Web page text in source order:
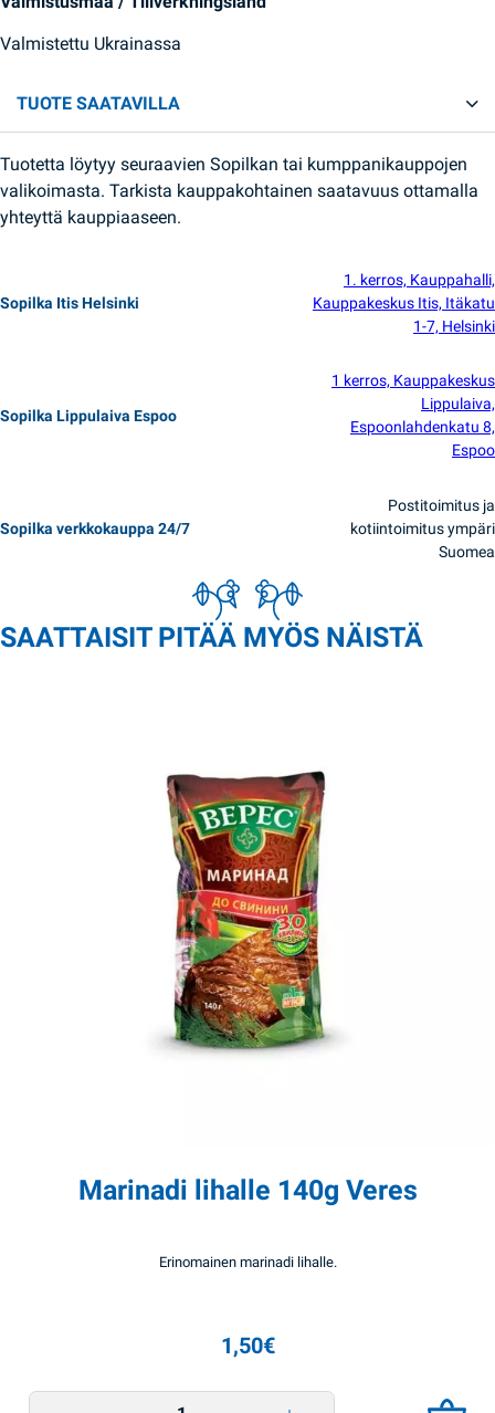
Valmistettu Ukrainassa
TUOTE SAATAVILLA
Tuotetta löytyy seuraavien Sopilkan tai kumppanikauppojen
valikoimasta. Tarkista kauppakohtainen saatavuus ottamalla
yhteyttä kauppiaaseen.
Sopilka Itis Helsinki
1. kerros, Kauppahalli,
Kauppakeskus Itis, Itäkatu
1-7, Helsinki
Sopilka Lippulaiva Espoo
1 kerros, Kauppakeskus
Lippulaiva,
Espoonlahdenkatu 8,
Espoo
Sopilka verkkokauppa 24/7
Postitoimitus ja
kotiintoimitus ympäri
Suomea
SAATTAISIT PITÄÄ MYÖS NÄISTÄ
Marinadi lihalle 140g Veres
Erinomainen marinadi lihalle.
1,50€